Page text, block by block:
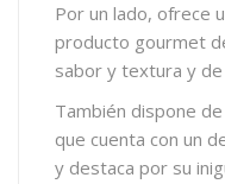
Por un lado, ofrece
producto gourmet
sabor y textura y
También dispone
que cuenta con un
y destaca por su